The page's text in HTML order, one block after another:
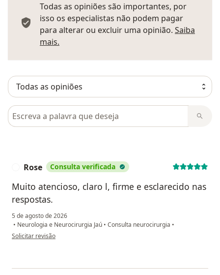
Todas as opiniões são importantes, por
isso os especialistas não podem pagar
para alterar ou excluir uma opinião. Saiba
mais.
Pesquisar em opiniões
Rose Consulta verificada
Muito atencioso, claro l, firme e esclarecido nas
respostas.
5 de agosto de 2026
• Neurologia e Neurocirurgia Jaú • Consulta neurocirurgia •
na opinião do utilizador Rose
Solicitar revisão